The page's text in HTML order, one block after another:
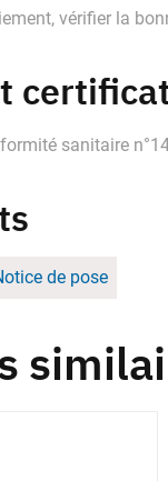
vérifier la
sanitaire
de pose